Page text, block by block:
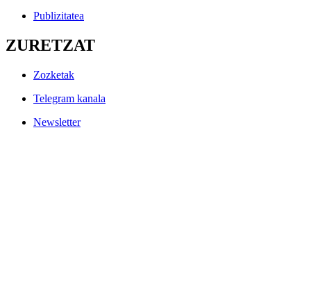
Publizitatea
ZURETZAT
Zozketak
Telegram kanala
Newsletter